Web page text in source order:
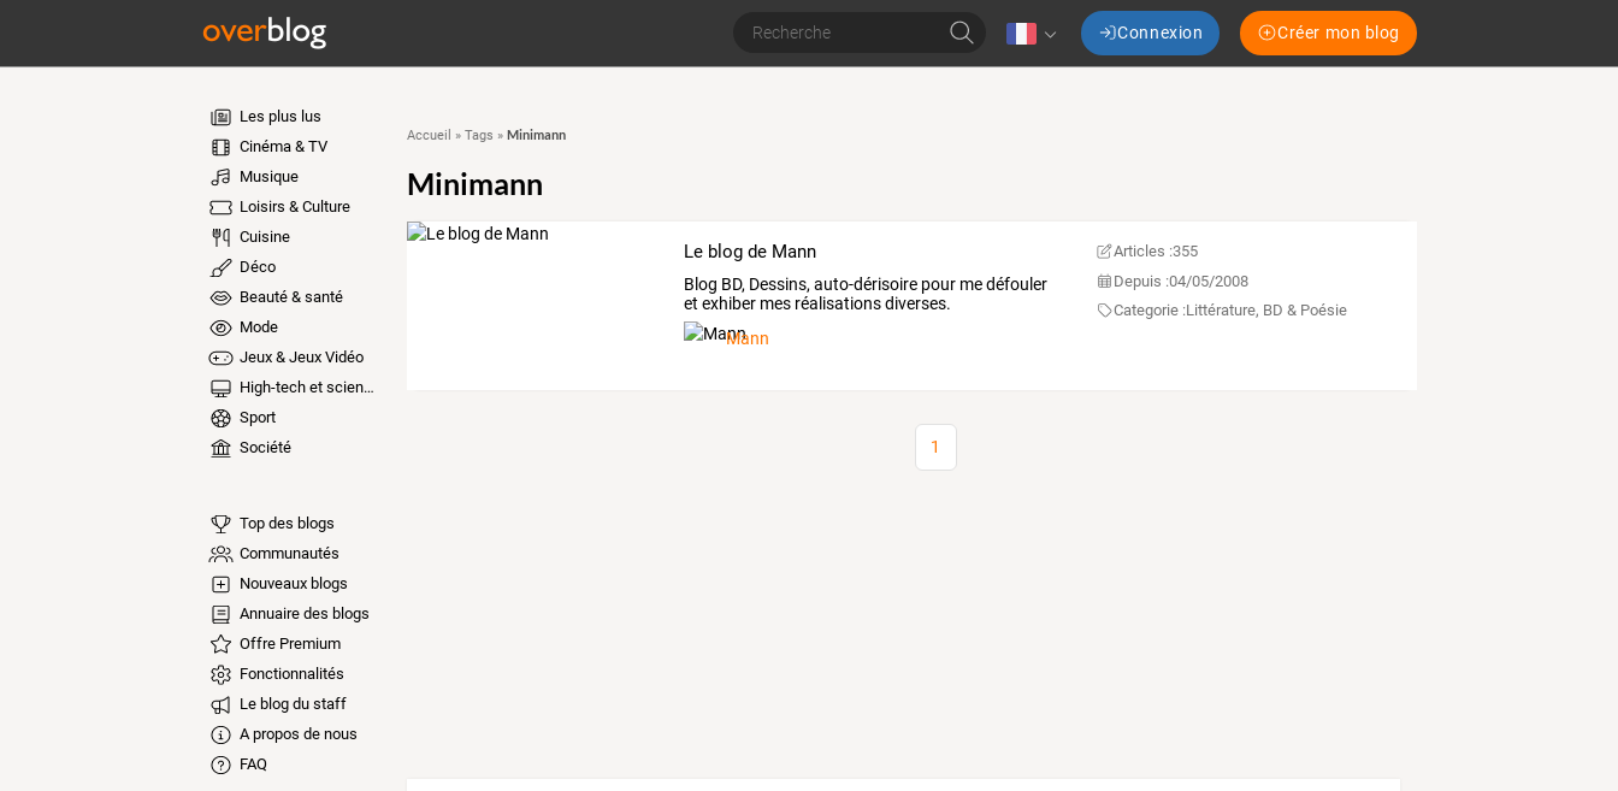
Connexion Créer mon blog
Les plus lus
Cinéma & TV
Musique
Loisirs & Culture
Cuisine
Déco
Beauté & santé
Mode
Jeux & Jeux Vidéo
High-tech et sciences
Sport
Société
Top des blogs
Communautés
Nouveaux blogs
Annuaire des blogs
Offre Premium
Fonctionnalités
Le blog du staff
A propos de nous
FAQ
Accueil » Tags » Minimann
Minimann
Le blog de Mann
Blog BD, Dessins, auto-dérisoire pour me défouler
et exhiber mes réalisations diverses.
Mann
Articles :355
Depuis :04/05/2008
Categorie :Littérature, BD & Poésie
1